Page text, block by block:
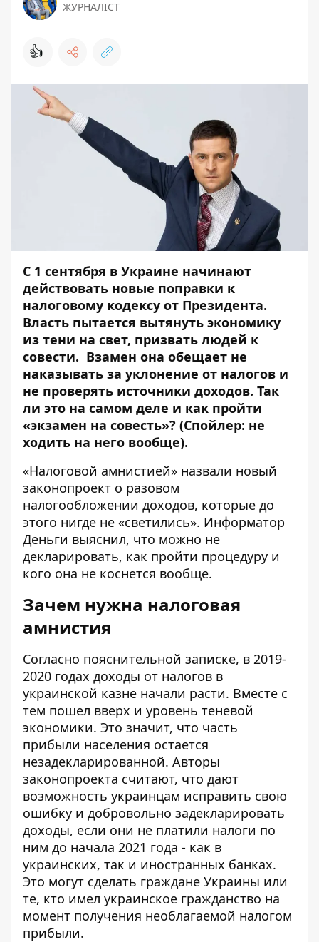
ЖУРНАЛІСТ
👍
С 1 сентября в Украине начинают
действовать новые поправки к
налоговому кодексу от Президента.
Власть пытается вытянуть экономику
из тени на свет, призвать людей к
совести. Взамен она обещает не
наказывать за уклонение от налогов и
не проверять источники доходов. Так
ли это на самом деле и как пройти
«экзамен на совесть»? (Спойлер: не
ходить на него вообще).
«Налоговой амнистией» назвали новый
законопроект о разовом
налогообложении доходов, которые до
этого нигде не «светились». Информатор
Деньги выяснил, что можно не
декларировать, как пройти процедуру и
кого она не коснется вообще.
Зачем нужна налоговая
амнистия
Согласно пояснительной записке, в 2019-
2020 годах доходы от налогов в
украинской казне начали расти. Вместе с
тем пошел вверх и уровень теневой
экономики. Это значит, что часть
прибыли населения остается
незадекларированной. Авторы
законопроекта считают, что дают
возможность украинцам исправить свою
ошибку и добровольно задекларировать
доходы, если они не платили налоги по
ним до начала 2021 года - как в
украинских, так и иностранных банках.
Это могут сделать граждане Украины или
те, кто имел украинское гражданство на
момент получения необлагаемой налогом
прибыли.